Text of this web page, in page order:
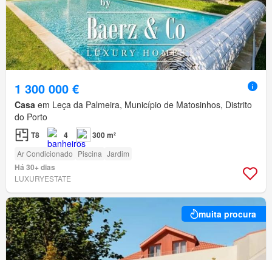
1 300 000 €
Casa em Leça da Palmeira, Município de Matosinhos, Distrito
do Porto
T8 4 300 m²
Ar Condicionado Piscina Jardim
Há 30+ dias
LUXURYESTATE
muita procura